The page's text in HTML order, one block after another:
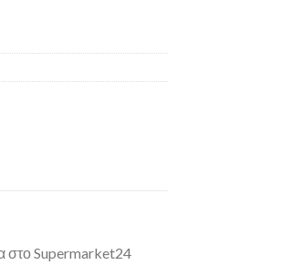
στο Supermarket24